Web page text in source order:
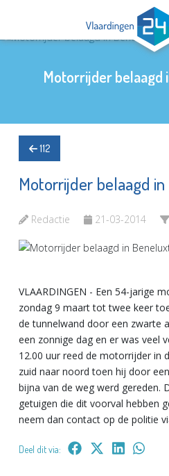
Motorrijder belaagd
112
Motorrijder belaagd
Redactie 21-03-2014
VLAARDINGEN - Een 54-jarige
zondag 9 maart tot twee keer
de tunnelwand door een zwarte
een zonnige dag en er was veel
12.00 uur reed de motorrijder in
zuid naar noord toen hij door
bijna van de weg werd gereden.
getuigen die dit voorval hebben
neem dan contact op de politie
Deel dit via: